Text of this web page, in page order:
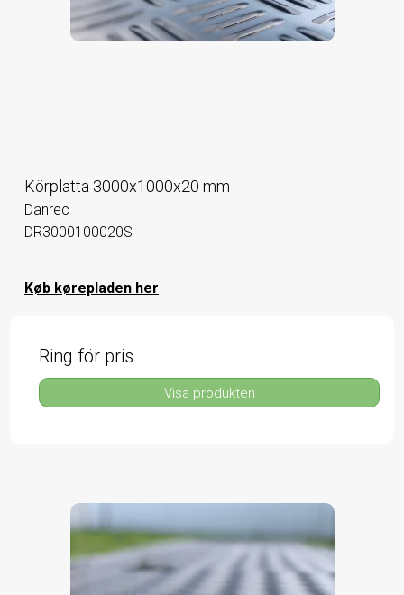
Körplatta 3000x1000x20 mm
Danrec
DR3000100020S
Køb kørepladen her
Ring för pris
Visa produkten